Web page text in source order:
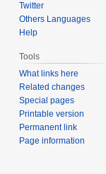
Twitter
Others Languages
Help
Tools
What links here
Related changes
Special pages
Printable version
Permanent link
Page information